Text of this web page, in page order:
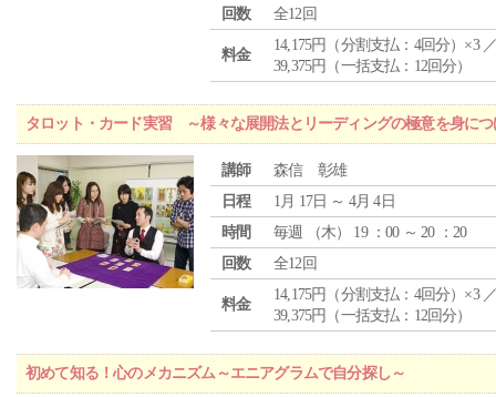
回数
全12回
料金
14,175円（分割支払：4回分）×3
39,375円（一括支払：12回分）
タロット・カード実習 ～様々な展開法とリーディングの極意を身につ
講師
森信 彰雄
日程
1月 17日 ～ 4月 4日
時間
毎週 （木） 19 ：00 ～ 20 ：20
回数
全12回
料金
14,175円（分割支払：4回分）×3
39,375円（一括支払：12回分）
初めて知る！心のメカニズム～エニアグラムで自分探し～